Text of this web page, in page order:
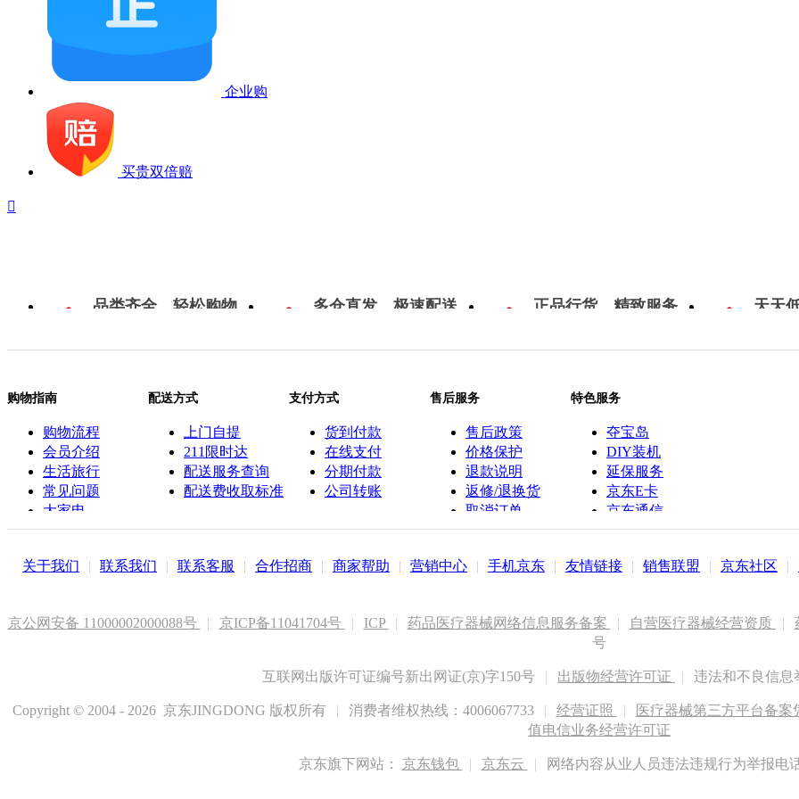
企业购
买贵双倍赔

品类齐全，轻松购物 多仓直发，极速配送 正品行货，精致服务 天天
购物指南
购物流程
会员介绍
生活旅行
常见问题
大家电
联系客服
配送方式
上门自提
211限时达
配送服务查询
配送费收取标准
支付方式
货到付款
在线支付
分期付款
公司转账
售后服务
售后政策
价格保护
退款说明
返修/退换货
取消订单
特色服务
夺宝岛
DIY装机
延保服务
京东E卡
京东通信
京鱼座智能
关于我们 | 联系我们 | 联系客服 | 合作招商 | 商家帮助 | 营销中心 | 手机京东 | 友情链接 | 销售联盟 | 京东社区 |
京公网安备 11000002000088号 | 京ICP备11041704号 | ICP | 药品医疗器械网络信息服务备案 | 自营医疗器械经营资质 |
号
互联网出版许可证编号新出网证(京)字150号 | 出版物经营许可证 | 违法和不良信息
Copyright © 2004 - 2026 京东JINGDONG 版权所有 | 消费者维权热线：4006067733 | 经营证照 | 医疗器械第三方平台备案
值电信业务经营许可证
京东旗下网站： 京东钱包 | 京东云 | 网络内容从业人员违法违规行为举报电